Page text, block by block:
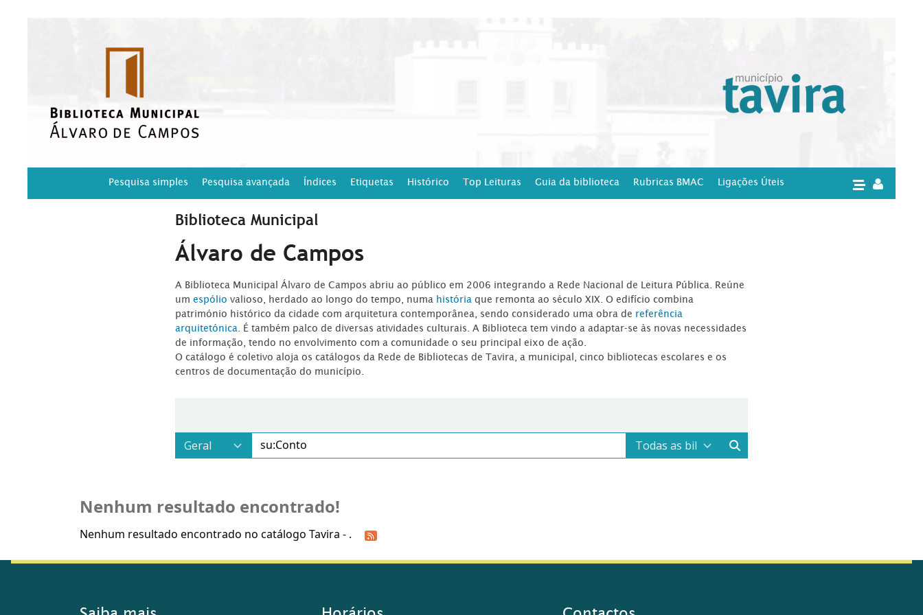
Pesquisa simples Pesquisa avançada Índices Etiquetas Histórico Top Leituras Guia da biblioteca Rubricas BMAC Ligações Úteis
Biblioteca Municipal
Álvaro de Campos
A Biblioteca Municipal Álvaro de Campos abriu ao público em 2006 integrando a Rede Nacional de Leitura Pública. Reúne
um espólio valioso, herdado ao longo do tempo, numa história que remonta ao século XIX. O edifício combina
património histórico da cidade com arquitetura contemporânea, sendo considerado uma obra de referência
arquitetónica . É também palco de diversas atividades culturais. A Biblioteca tem vindo a adaptar-se às novas necessidades
de informação, tendo no envolvimento com a comunidade o seu principal eixo de ação.
O catálogo é coletivo aloja os catálogos da Rede de Bibliotecas de Tavira, a municipal, cinco bibliotecas escolares e os
centros de documentação do município.
Nenhum resultado encontrado!
Nenhum resultado encontrado no catálogo Tavira - .